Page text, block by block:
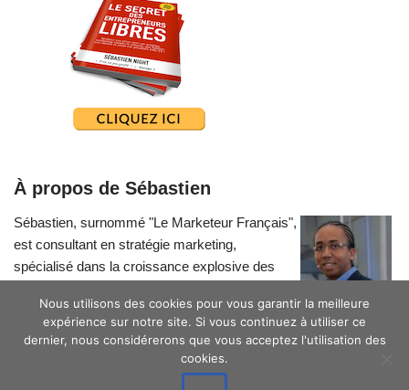
À propos de Sébastien
Sébastien, surnommé "Le Marketeur Français",
est consultant en stratégie marketing,
spécialisé dans la croissance explosive des
Nous utilisons des cookies pour vous garantir la meilleure
expérience sur notre site. Si vous continuez à utiliser ce
dernier, nous considérerons que vous acceptez l'utilisation des
cookies.